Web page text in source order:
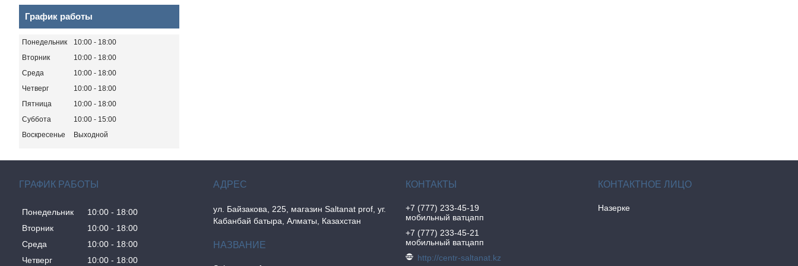
График работы
Понедельник 10:00
18:00
Вторник
10:00
18:00
Среда
10:00
18:00
Четверг
10:00
18:00
Пятница
10:00
18:00
Суббота
10:00
15:00
Воскресенье
Выходной
ГРАФИК РАБОТЫ
Понедельник 10:00
18:00
Вторник
10:00
18:00
Среда
10:00
18:00
Четверг
10:00 18:00
ул. Байзакова, 225, магазин Saltanat prof, уг.
Кабанбай батыра, Алматы, Казахстан
+7 (777) 233-45-19
мобильный ватцапп
+7 (777) 233-45-21
мобильный ватцапп
http://centr-saltanat.kz
Назерке